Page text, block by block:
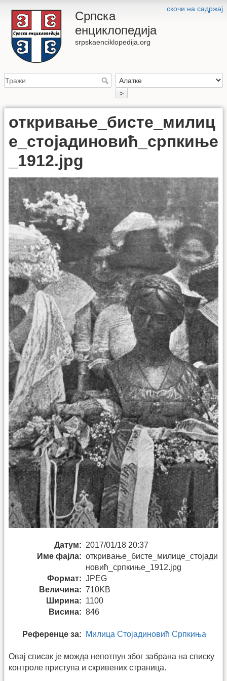
скочи на садржај
Српска
енциклопедија
srpskaenciklopedija.org
>
откривање_бисте_милиц
е_стојадиновић_српкиње
_1912.jpg
Датум: 2017/01/18 20:37
Име фајла: откривање_бисте_милице_стојади
новић_српкиње_1912.jpg
Формат: JPEG
Величина: 710KB
Ширина: 1100
Висина: 846
Референце за: Милица Стојадиновић Српкиња
Овај списак је можда непотпун због забрана на списку
контроле приступа и скривених страница.